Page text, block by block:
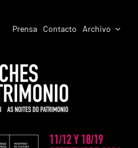
Prensa Contacto Archivo